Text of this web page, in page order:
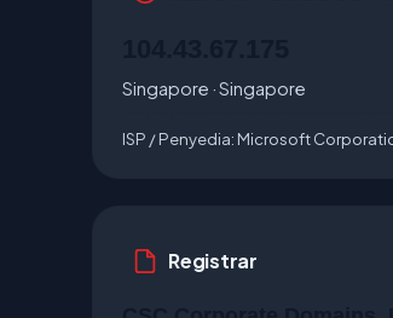
Singapore · Singapore
ISP / Penyedia: Microsoft
Registrar